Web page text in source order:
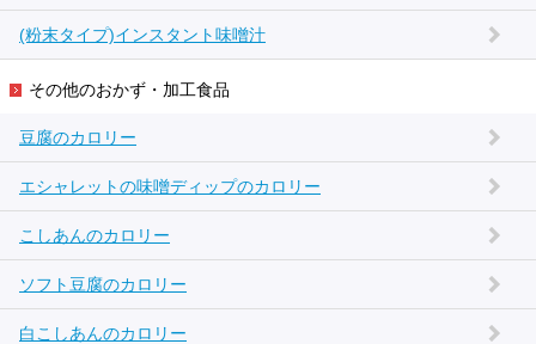
(粉末タイプ)インスタント味噌汁
その他のおかず・加工食品
豆腐のカロリー
エシャレットの味噌ディップのカロリー
こしあんのカロリー
ソフト豆腐のカロリー
白こしあんのカロリー